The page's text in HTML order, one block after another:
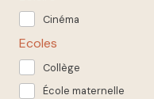
Cinéma
Ecoles
Collège
École maternelle